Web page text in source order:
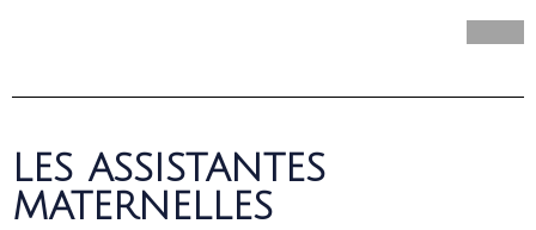
LES ASSISTANTES
MATERNELLES